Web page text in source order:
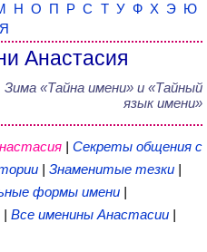
Н О П Р С Т У Ф Х Э Ю
Я
Анастасия
Зима «Тайна имени» и «Тайный
язык имени»
| Секреты общения с
| Знаменитые тезки |
формы имени |
| Все именины Анастасии |